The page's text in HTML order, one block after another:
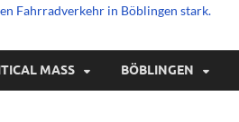
Fahrradverkehr in Böblingen stark.
MASS BÖBLINGEN